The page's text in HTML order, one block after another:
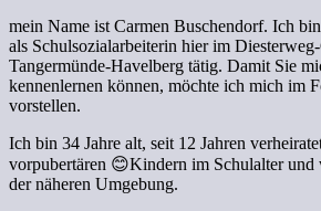
mein Name ist Carmen Buschendorf. Ich
als Schulsozialarbeiterin hier im
Tangermünde-Havelberg tätig. Damit Sie
kennenlernen können, möchte ich mich im
vorstellen.
Ich bin 34 Jahre alt, seit 12 Jahren
vorpubertären 😊Kindern im Schulalter und
der näheren Umgebung.